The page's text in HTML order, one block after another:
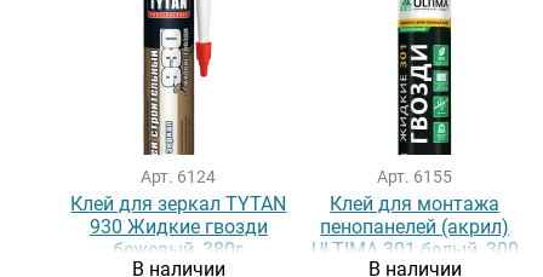
Арт. 6124
Клей для зеркал TYTAN
930 Жидкие гвозди
бежевый, 380г
В наличии
Арт. 6155
Клей для монтажа
пенопанелей (акрил)
ULTIMA 301 белый, 300
В наличии